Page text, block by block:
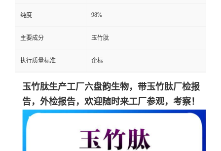
纯度 98%
主要成分 玉竹肽
执行质量标准 企标
玉竹肽生产工厂六盘韵生物，带玉竹肽厂检报
告，外检报告，欢迎随时来工厂参观，考察！